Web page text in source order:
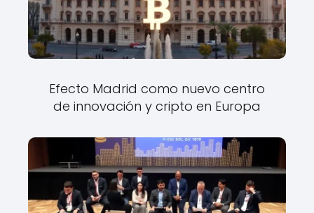
Efecto Madrid como nuevo centro
de innovación y cripto en Europa